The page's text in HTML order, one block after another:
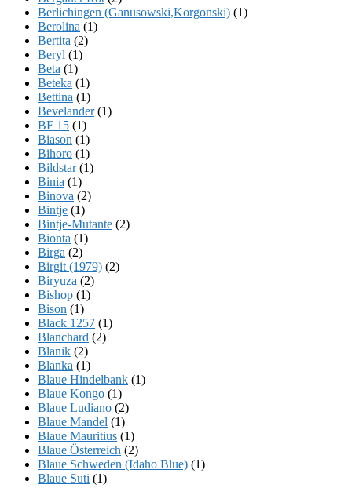
Berlichingen (Ganusowski,Korgonski) (1)
Berolina (1)
Bertita (2)
Beryl (1)
Beta (1)
Beteka (1)
Bettina (1)
Bevelander(1)
BF 15 (1)
Biason (1)
Bihoro (1)
Bildstar(1)
Binia (1)
Binova (2)
Bintje (1)
Bintje-Mutante (2)
Bionta (1)
Birga (2)
Birgit (1979) (2)
Biryuza (2)
Bishop (1)
Bison (1)
Black 1257 (1)
Blanchard (2)
Blanik (2)
Blanka (1)
Blaue Hindelbank (1)
Blaue Kongo (1)
Blaue Ludiano (2)
Blaue Mandel (1)
Blaue Mauritius (1)
Blaue Österreich (2)
Blaue Schweden (Idaho Blue) (1)
Blaue Suti (1)